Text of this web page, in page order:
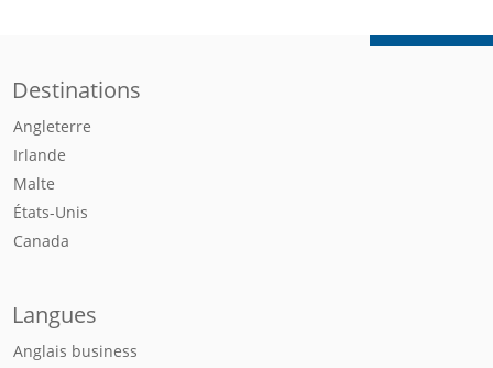
Destinations
Angleterre
Irlande
Malte
États-Unis
Canada
Langues
Anglais business